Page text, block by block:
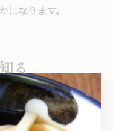
なります。
る
比較
いに明確な違いが